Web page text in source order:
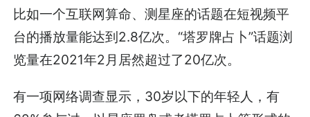
比如一个互联网算命、测星座的话题在短视频平
台的播放量能达到2.8亿次。“塔罗牌占卜”话题浏
览量在2021年2月居然超过了20亿次。
有一项网络调查显示，30岁以下的年轻人，有